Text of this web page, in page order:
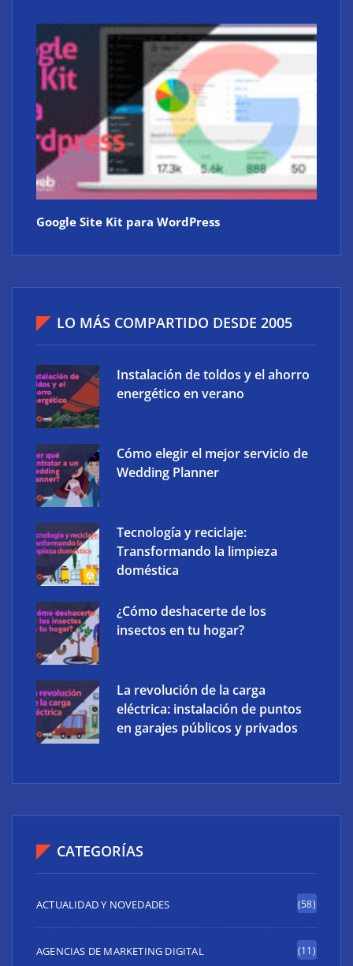
Google Site Kit para WordPress
LO MÁS COMPARTIDO DESDE 2005
Instalación de toldos y el ahorro
energético en verano
Cómo elegir el mejor servicio de
Wedding Planner
Tecnología y reciclaje:
Transformando la limpieza
doméstica
¿Cómo deshacerte de los
insectos en tu hogar?
La revolución de la carga
eléctrica: instalación de puntos
en garajes públicos y privados
CATEGORÍAS
ACTUALIDAD Y NOVEDADES (58)
AGENCIAS DE MARKETING DIGITAL (11)